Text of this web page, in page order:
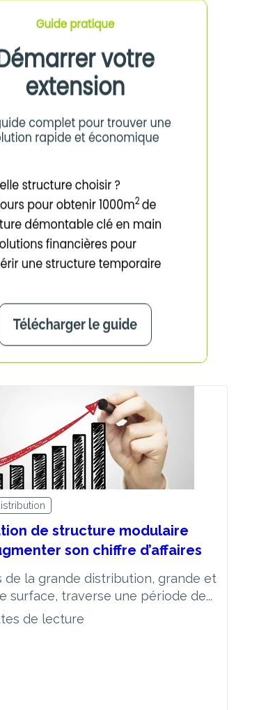
de structure modulaire
son chiffre d’affaires
de la grande distribution, grande et
surface, traverse une période de...
de lecture